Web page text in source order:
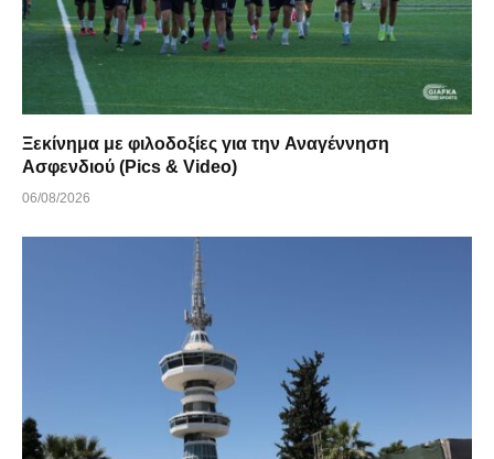
Ξεκίνημα με φιλοδοξίες για την Αναγέννηση
Ασφενδιού (Pics & Video)
06/08/2026